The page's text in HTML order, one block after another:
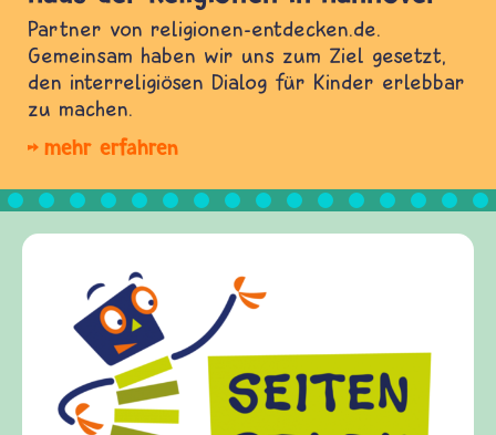
Partner von religionen-entdecken.de.
Gemeinsam haben wir uns zum Ziel gesetzt,
den interreligiösen Dialog für Kinder erlebbar
zu machen.
mehr erfahren
frieden-
Kinder,
Fragen